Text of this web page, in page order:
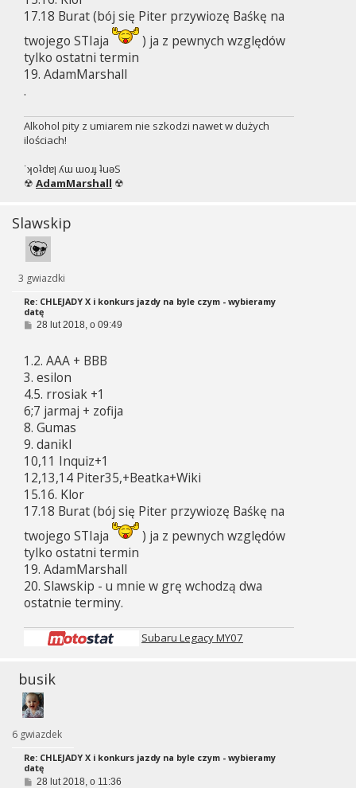
17.18 Burat (bój się Piter przywiozę Baśkę na
twojego STIaja
) ja z pewnych względów
tylko ostatni termin
19. AdamMarshall
.
Alkohol pity z umiarem nie szkodzi nawet w dużych
ilościach!
˙ʞoʇdɐן ʎɯ ɯoɹɟ ʇuǝS
☢ AdamMarshall ☢
Slawskip
3 gwiazdki
Re: CHLEJADY X i konkurs jazdy na byle czym - wybieramy
datę
P
t
28 lut 2018, o 09:49
1.2. AAA + BBB
3. esilon
4.5. rrosiak +1
6;7 jarmaj + zofija
8. Gumas
9. danikl
10,11 Inquiz+1
12,13,14 Piter35,+Beatka+Wiki
15.16. Klor
17.18 Burat (bój się Piter przywiozę Baśkę na
twojego STIaja
) ja z pewnych względów
tylko ostatni termin
19. AdamMarshall
20. Slawskip - u mnie w grę wchodzą dwa
ostatnie terminy.
Subaru Legacy MY07
busik
6 gwiazdek
Re: CHLEJADY X i konkurs jazdy na byle czym - wybieramy
datę
P28 lut 2018, o 11:36